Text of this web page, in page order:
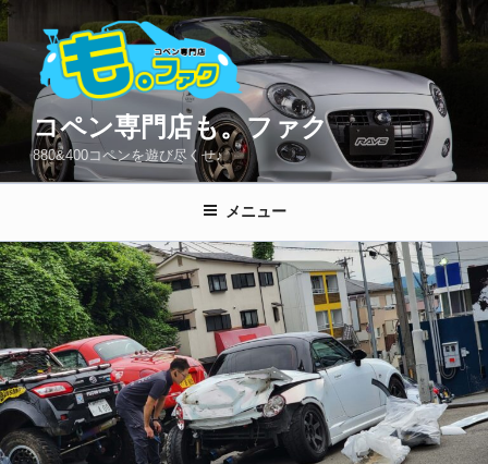
コ
ン
ン
ス
プ
コペン専門店も。ファク
880&400コペンを遊び尽くせ♪
メニュー